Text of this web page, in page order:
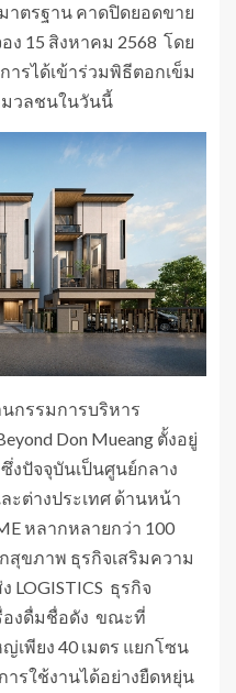
ตรฐาน คาดปิดยอดขาย
ง 15 สิงหาคม 2568 โดย
ารได้เข้าร่วมพิธีตอกเข็ม
วลชนในวันนี้
กรรมการบริหาร
Don Mueang ตั้งอยู่
งปัจจุบันเป็นศูนย์กลาง
ะต่างประเทศ ด้านหน้า
หลากหลายกว่า 100
ขภาพ ธุรกิจเสริมความ
LOGISTICS ธุรกิจ
องดื่มชื่อดัง ขณะที่
เพียง 40 เมตร แยกโซน
ารใช้งานได้อย่างยืดหยุ่น